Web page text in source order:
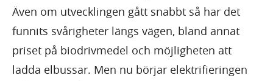
Även om utvecklingen gått snabbt så har det
funnits svårigheter längs vägen, bland annat
priset på biodrivmedel och möjligheten att
ladda elbussar. Men nu börjar elektrifieringen